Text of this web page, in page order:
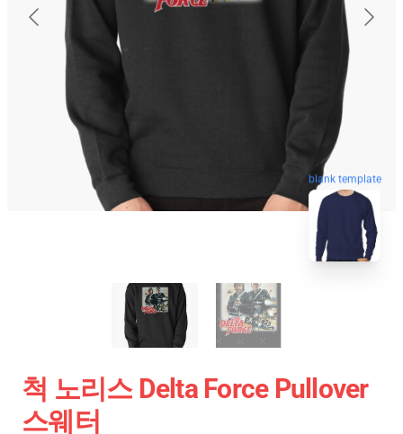
blank template
척 노리스 Delta Force Pullover
스웨터